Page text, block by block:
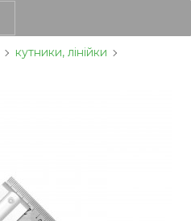
кутники, лінійки